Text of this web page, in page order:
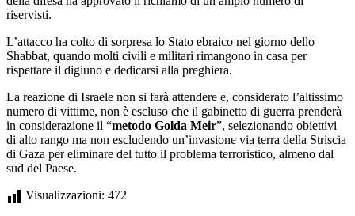
riservisti.
L’attacco ha colto di sorpresa lo Stato ebraico nel giorno dello
Shabbat, quando molti civili e militari rimangono in casa per
rispettare il digiuno e dedicarsi alla preghiera.
La reazione di Israele non si farà attendere e, considerato l’altissimo
numero di vittime, non è escluso che il gabinetto di guerra prenderà
in considerazione il “metodo Golda Meir”, selezionando obiettivi
di alto rango ma non escludendo un’invasione via terra della Striscia
di Gaza per eliminare del tutto il problema terroristico, almeno dal
sud del Paese.
Visualizzazioni: 472